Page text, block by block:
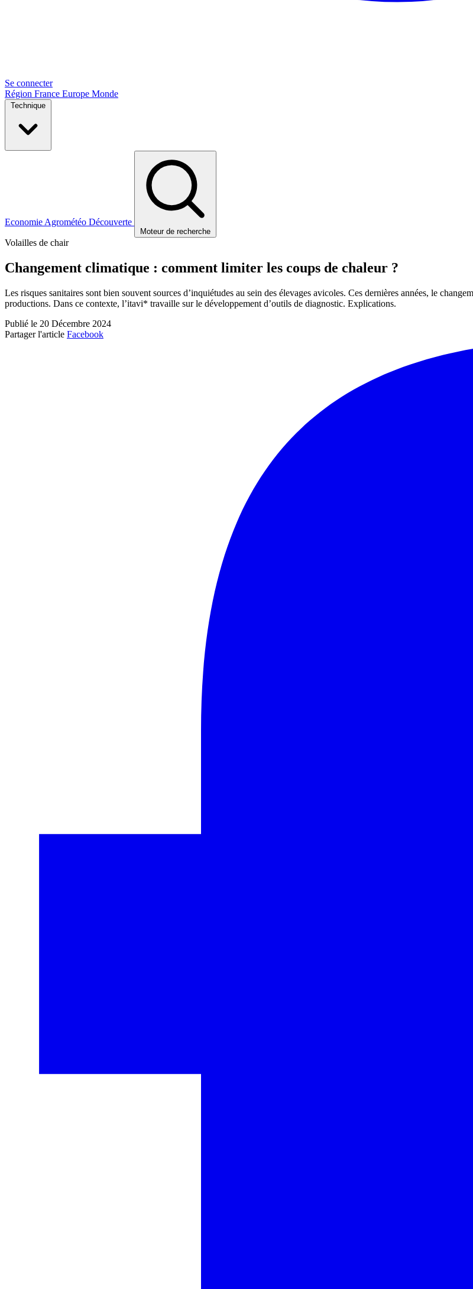
Se connecter
Région France Europe Monde
Technique
Economie Agrométéo Découverte
Moteur de recherche
Volailles de chair
Changement climatique : comment limiter les coups de chaleur ?
Les risques sanitaires sont bien souvent sources d’inquiétudes au sein des élevages avicoles. Ces dernières années, le
productions. Dans ce contexte, l’itavi* travaille sur le développement d’outils de diagnostic. Explications.
Publié le 20 Décembre 2024
Partager l'article Facebook